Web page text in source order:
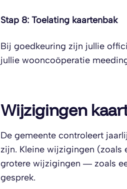
Stap 8: Toelating kaartenbak
Bij goedkeuring zijn jullie
jullie wooncoöperatie
Wijzigingen
De gemeente controleert
zijn. Kleine wijzigingen (zoals
grotere wijzigingen — zoals
gesprek.